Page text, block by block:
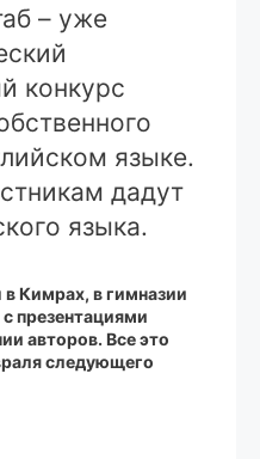
– уже
конкурс
языке.
дадут
языка.
Кимрах, в гимназии
презентациями
авторов. Все это
следующего